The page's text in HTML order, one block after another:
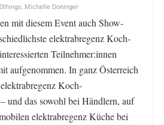
Michelle Doninger
mit diesem Event auch Show-
elektrabregenz Koch-
Teilnehmer:innen
aufgenommen. In ganz Österreich
Koch-
und das sowohl bei Händlern, auf
elektrabregenz Küche bei